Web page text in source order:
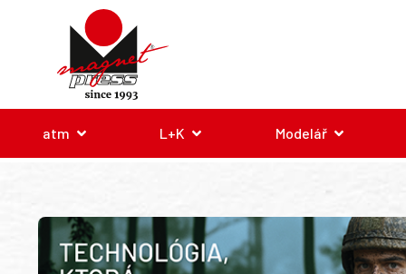
atm L+K Modelář